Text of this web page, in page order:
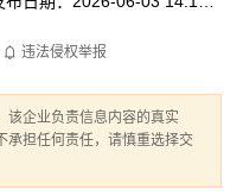
违法侵权举报
该企业负责信息内容的真实
承担任何责任，请慎重选择交